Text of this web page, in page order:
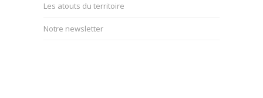
Les atouts du territoire
Notre newsletter